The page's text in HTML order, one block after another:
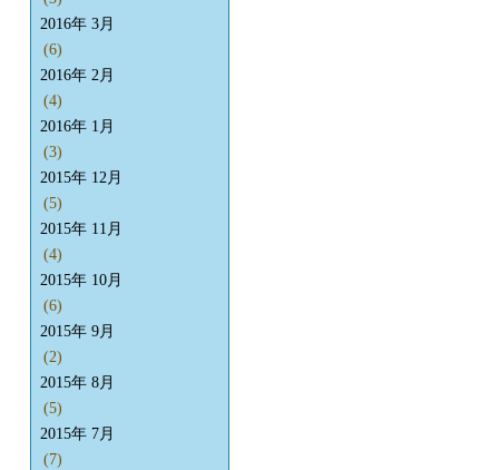
2016年 3月
(6)
2016年 2月
(4)
2016年 1月
(3)
2015年 12月
(5)
2015年 11月
(4)
2015年 10月
(6)
2015年 9月
(2)
2015年 8月
(5)
2015年 7月
(7)